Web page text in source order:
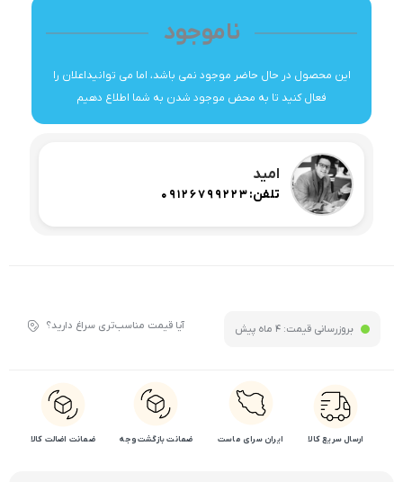
ناموجود
این محصول در حال حاضر موجود نمی باشد، اما می توانیداعلان را
فعال کنید تا به محض موجود شدن به شما اطلاع دهیم
امید
تلفن:09126799223
بروزرسانی قیمت: 4 ماه پیش آیا قیمت مناسب‌تری سراغ دارید؟
ارسال سریع کالا ایران سرای ماست ضمانت بازگشت وجه ضمانت اضالت کالا